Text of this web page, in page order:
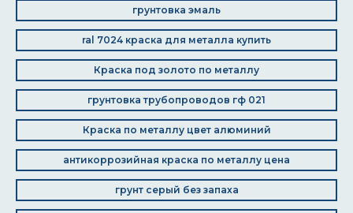
грунтовка эмаль
ral 7024 краска для металла купить
Краска под золото по металлу
грунтовка трубопроводов гф 021
Краска по металлу цвет алюминий
антикоррозийная краска по металлу цена
грунт серый без запаха